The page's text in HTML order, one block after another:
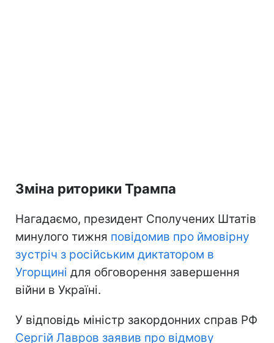
Зміна риторики Трампа
Нагадаємо, президент Сполучених Штатів
минулого тижня повідомив про ймовірну
зустріч з російським диктатором в
Угорщині для обговорення завершення
війни в Україні.
У відповідь міністр закордонних справ РФ
Сергій Лавров заявив про відмову